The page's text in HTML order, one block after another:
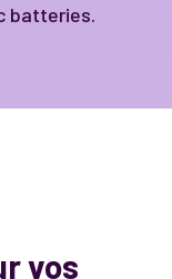
batteries.
vos